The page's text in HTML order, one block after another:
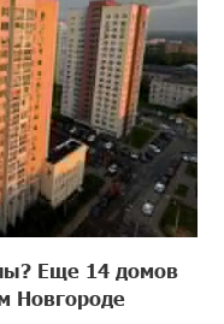
Еще 14 домов
Новгороде